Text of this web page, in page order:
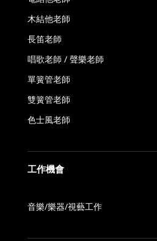
木結他老師
長笛老師
唱歌老師 / 聲樂老師
單簧管老師
雙簧管老師
色士風老師
工作機會
音樂/樂器/視藝工作